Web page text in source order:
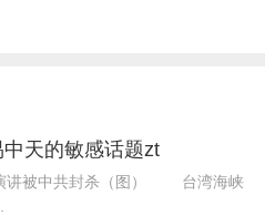
天的敏感话题zt
讲被中共封杀（图） 台湾海峡